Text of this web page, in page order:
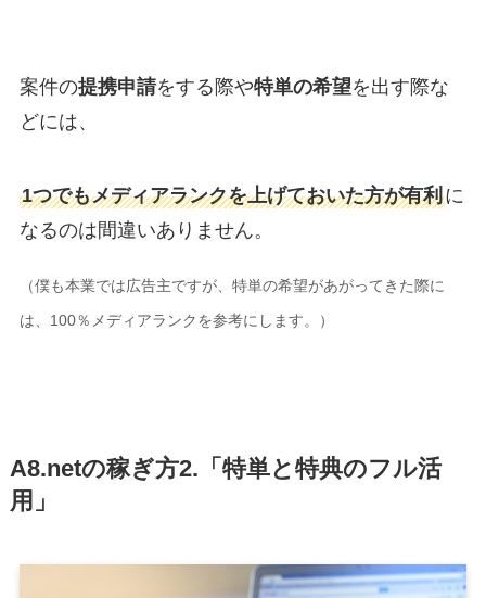
案件の提携申請をする際や特単の希望を出す際な
どには、
1つでもメディアランクを上げておいた方が有利に
なるのは間違いありません。
（僕も本業では広告主ですが、特単の希望があがってきた際に
は、100％メディアランクを参考にします。）
A8.netの稼ぎ方2.「特単と特典のフル活
用」